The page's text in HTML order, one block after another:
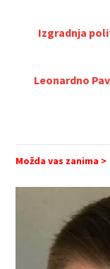
Izgradnja
Leonardno
Možda vas zanima >